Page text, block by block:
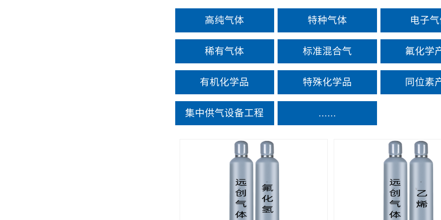
高纯气体 特种气体 电子
稀有气体 标准混合气 氟化学
有机化学品 特殊化学品 同位素
集中供气设备工程 ......